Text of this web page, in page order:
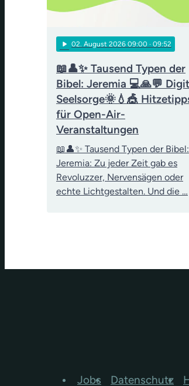
play_arrow 02 . August 2026 09:00 · 09:52
📖👤✨ Tausend Typen der
Bibel: Jeremia 💻🙏💬
Seelsorge🌞💧🎪
für Open-Air-
Veranstaltungen
📖👤✨ Tausend Typen der Bibel:
Jeremia: Zu jeder Zeit gab es
Revoluzzer, Nervensägen oder
echte Lichtgestalten. Und die …
Jobs Datenschutz